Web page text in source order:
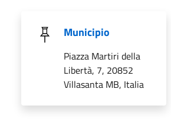
Municipio
Piazza Martiri della
Libertà, 7, 20852
Villasanta MB, Italia